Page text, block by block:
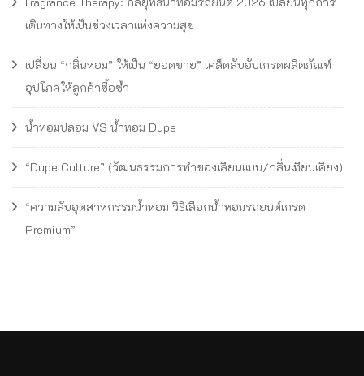
เดินทางให้เป็นช่วงเวลาแห่งความสุข
เปลี่ยน “กลิ่นหอม” ให้เป็น “ยอดขาย” เคล็ดลับอัปเกรดผลิตภัณฑ์
อุปโภคให้ลูกค้าซื้อซ้ำ
น้ำหอมปลอม VS น้ำหอม Dupe
“Dupe Culture” (วัฒนธรรมการทำของเลียนแบบ/กลิ่นเทียบเคียง)
“ความลับอุตสาหกรรมน้ำหอม วิธีเลือกน้ำหอมรถยนต์เกรด
Premium”